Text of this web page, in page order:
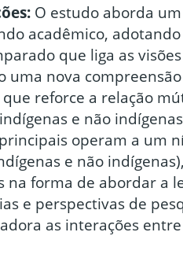
O estudo aborda
acadêmico,
que liga as
uma nova
reforce a relação
e não
operam a um
e não
na forma de abordar a
e perspectivas de
as interações